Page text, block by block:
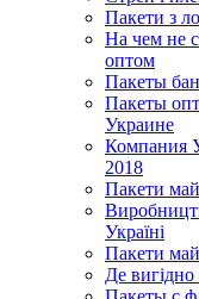
Пакети з
На чем не
оптом
Пакеты
Пакеты
Украине
Компания
2018
Пакети
Україні
Пакети
Де вигідно